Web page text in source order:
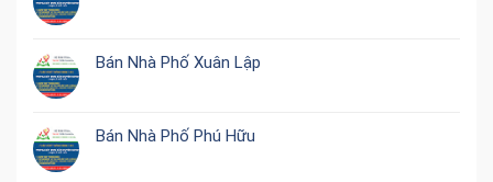
Bán Nhà Phố Xuân Lập
Bán Nhà Phố Phú Hữu